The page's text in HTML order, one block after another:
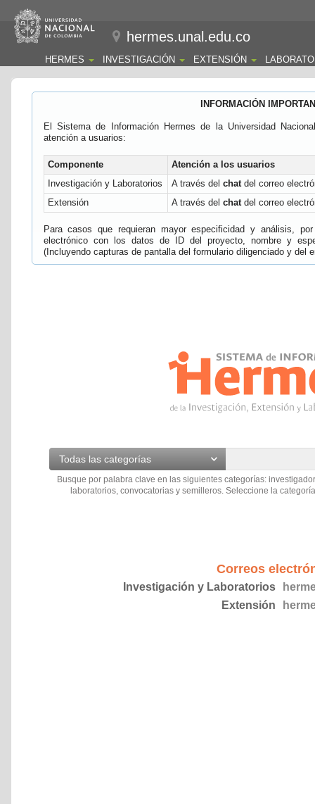
hermes.unal.edu.co
HERMES INVESTIGACIÓN EXTENSIÓN
INFORMACIÓN
El Sistema de Información Hermes de la Universidad
atención a usuarios:
Componente
Atención a los usuarios
Investigación y Laboratorios
A través del chatdel correo
Extensión
A través del chatdel correo
Para casos que requieran mayor especificidad y análisis,
electrónico con los datos de ID del proyecto, nombre y
(Incluyendo capturas de pantalla del formulario diligenciado y del
Todas las categorías
Busque por palabra clave en las siguientes categorías:
laboratorios, convocatorias y semilleros. Seleccione la
Correos
Investigación y Laboratorios
Extensión